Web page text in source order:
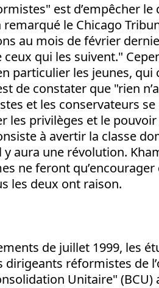
est d’empêcher le
le Chicago
au mois de février
qui les suivent."
particulier les jeunes,
de constater que "rien
et les conservateurs
les privilèges et le pouvoir
à avertir la classe
aura une révolution.
ne feront
les deux ont raison.
de juillet 1999, les
dirigeants réformistes de
Unitaire" (BCU)